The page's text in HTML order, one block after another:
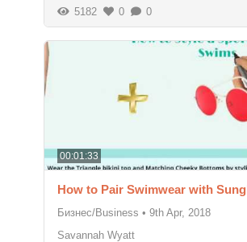
5182 0 0
00:01:33
How to Pair Swimwear with
Бизнес/Business • 9th Apr, 2018
Savannah Wyatt